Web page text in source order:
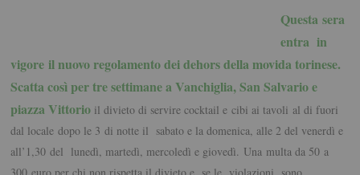
Questa sera
entra in
vigoreil nuovo regolamento dei dehors della movida torinese.
Scatta così per tre settimane a Vanchiglia, San Salvario e
piazza Vittorio il divieto di servire cocktail e cibi ai tavolial di fuori
dal localedopo le 3 di notte il sabato e la domenica, alle 2 del venerdì e
all’1,30 del lunedì, martedì, mercoledì e giovedì. Una multa da 50 a
300 euro per chi non rispetta il divietoe, se le violazioni sono